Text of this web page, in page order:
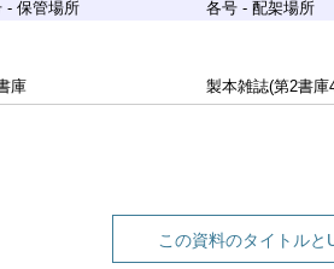
- 保管場所 各号 - 配架場所
庫 製本雑誌(第2書庫
この資料のタイトルと